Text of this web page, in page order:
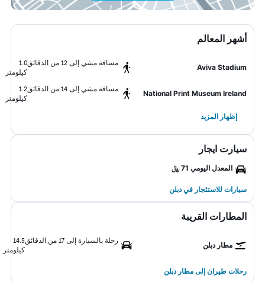
أشهر المعالم
Aviva Stadium
مسافة مشي إلى 12 من الدقائق
1.0
كيلومتر
National Print Museum Ireland
مسافة مشي إلى 14 من الدقائق
1.2
كيلومتر
إظهار المزيد
سيارت ايجار
المعدل اليومي 71 ﷼
سيارات للاستئجار في دبلن
المطارات القريبة
مطار دبلن
رحلة بالسيارة إلى 17 من الدقائق
14.5
كيلومتر
رحلات طيران إلى مطار دبلن